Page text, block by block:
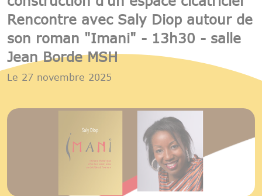
Rencontre avec Saly Diop autour de
son roman "Imani" - 13h30 - salle
Jean Borde MSH
Le 27 novembre 2025